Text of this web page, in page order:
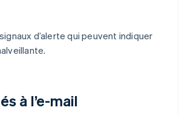
d’alerte qui peuvent indiquer
à l’e-mail